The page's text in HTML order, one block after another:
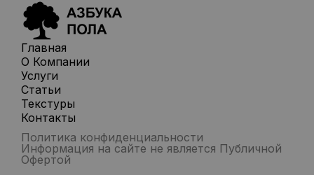
Главная
О Компании
Услуги
Статьи
Текстуры
Контакты
Политика конфиденциальности
Информация на сайте не является Публичной
Офертой